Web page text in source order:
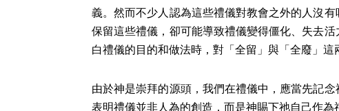
義。然而不少人認為這些禮儀對教會之外的人沒
保留這些禮儀，卻可能導致禮儀變得僵化、失去
白禮儀的目的和做法時，對「全留」與「全廢」這
由於神是崇拜的源頭，我們在禮儀中，應當先記
表明禮儀並非人為的創造，而是神賜下祂自己作為